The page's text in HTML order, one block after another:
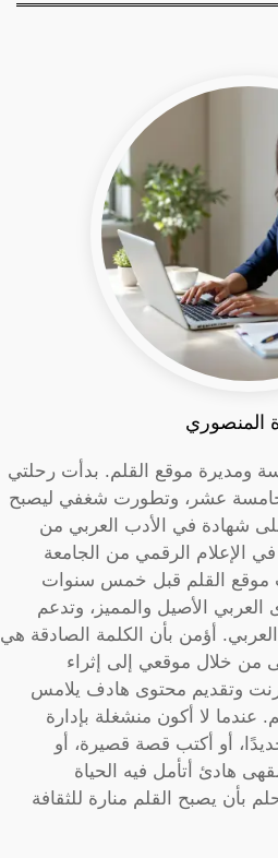
المنصوري
ومديرة موقع القلم. بدأت رحلتي
عشر، وتطورت شغفي ليصبح
شهادة في الأدب العربي من
الإعلام الرقمي من الجامعة
موقع القلم قبل خمس سنوات
الأصيل والمميز، وتدعم
أؤمن بأن الكلمة الصادقة هي
من خلال موقعي إلى إثراء
وتقديم محتوى هادف يلامس
عندما لا أكون منشغلة بإدارة
أو أكتب قصة قصيرة، أو
هادئ أتأمل فيه الحياة
بأن يصبح القلم منارة للثقافة